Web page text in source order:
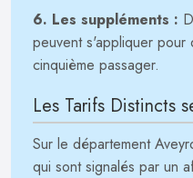
6. Les suppléments :
peuvent s'appliquer pour
cinquième passager.
Les Tarifs Distincts
Sur le département
qui sont signalés par un